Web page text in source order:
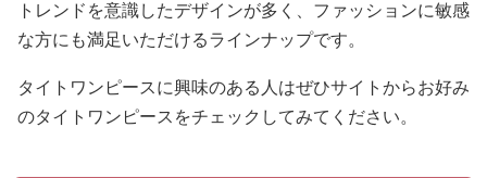
トレンドを意識したデザインが多く、ファッションに敏感
な方にも満足いただけるラインナップです。
タイトワンピースに興味のある人はぜひサイトからお好み
のタイトワンピースをチェックしてみてください。